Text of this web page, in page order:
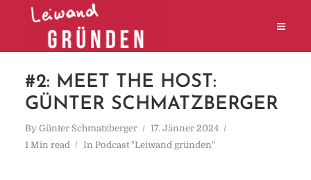
#2: MEET THE HOST:
GÜNTER SCHMATZBERGER
By Günter Schmatzberger
17. Jänner 2024
1 Min read
In Podcast "Leiwand gründen"